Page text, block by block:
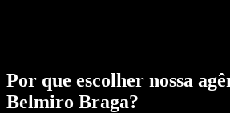
Por que escolher nossa
Belmiro Braga?